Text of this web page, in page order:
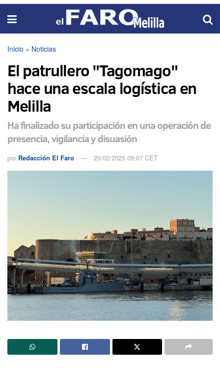
Inicio » Noticias
El patrullero "Tagomago"
hace una escala logística en
Melilla
Ha finalizado su participación en una operación de
presencia, vigilancia y disuasión
por Redacción El Faro 20/02/2025 09:07 CET